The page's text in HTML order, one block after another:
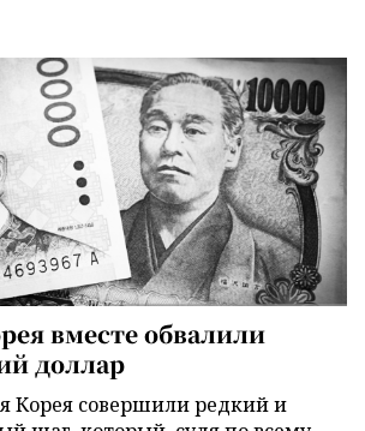
вместе обвалили
доллар
Корея совершили редкий и